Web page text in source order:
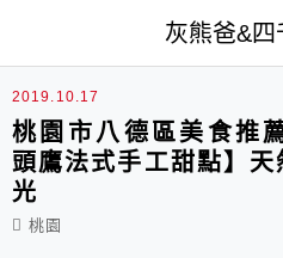
灰熊爸&四
2019.10.17
桃園市八德區美食推
頭鷹法式手工甜點】
光
桃園